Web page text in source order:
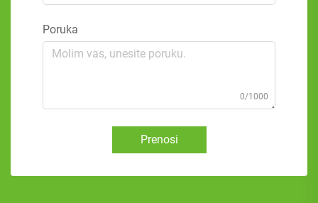
Poruka
0/1000
Prenosi